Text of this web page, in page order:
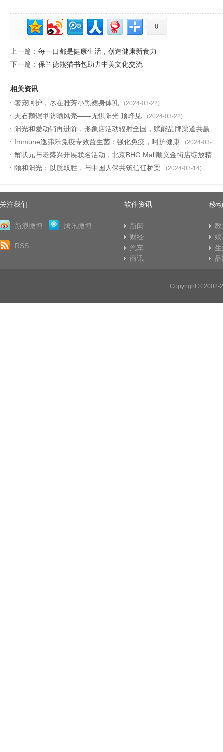
0
上一篇： 每一口都是健康生活，创造健康新食力
下一篇： 保兰德熊猫书包助力中美文化交流
相关资讯
奢宠呵护，尽在雅芳小黑裙身体乳
(2024-03-22)
天石鹅铠甲防晒风壳——无惧阳光 顶峰见 (2024-03-22)
阳光和爱动销再进阶，形象店活动辐射全国，赋能品牌渠道共赢
新增长
(2024-03-19)
Immune逸弗乐免疫专效益生菌：强化免疫，呵护健康 (2024-03-
19)
蟹状元与老盛兴开展联名活动，北京BHG Mall顺义金街店绽放精
彩内容
(2024-03-18)
颐和阳光：以质取胜，与中国人保共筑信任桥梁 (2024-03-14)
关注我们
新浪微博 腾讯微博
RSS
软件资讯
新闻
财经
汽车
商讯
移
教
娱
生
Copyright © 2002-